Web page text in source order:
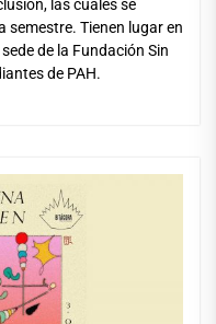
las cuales se
Tienen lugar en
de la Fundación Sin
de PAH.